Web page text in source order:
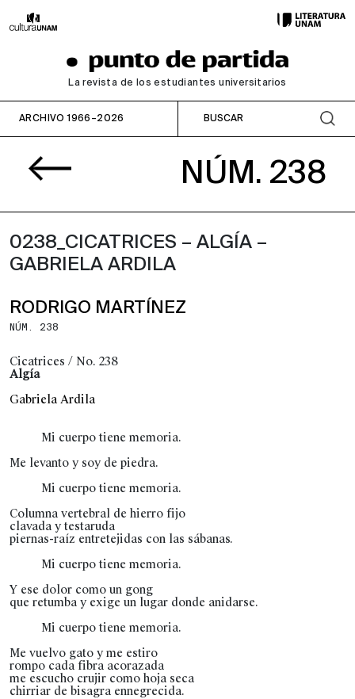
La revista de los estudiantes universitarios
ARCHIVO 1966–2026
NÚM. 238
0238_CICATRICES – ALGÍA –
GABRIELA ARDILA
RODRIGO MARTÍNEZ
NÚM. 238
Cicatrices / No. 238
Algía
Gabriela Ardila
Mi cuerpo tiene memoria.
Me levanto y soy de piedra.
Mi cuerpo tiene memoria.
Columna vertebral de hierro fijo
clavada y testaruda
piernas-raíz entretejidas con las sábanas.
Mi cuerpo tiene memoria.
Y ese dolor como un gong
que retumba y exige un lugar donde anidarse.
Mi cuerpo tiene memoria.
Me vuelvo gato y me estiro
rompo cada fibra acorazada
me escucho crujir como hoja seca
chirriar de bisagra ennegrecida.